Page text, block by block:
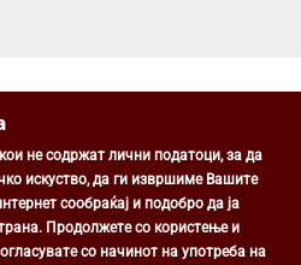
Центар
бр. 1, Скопје
не содржат лични податоци, за да
искуство, да ги извршиме Вашите
сообраќај и подобро да ја
Продолжете со користење и
со начинот на употреба на